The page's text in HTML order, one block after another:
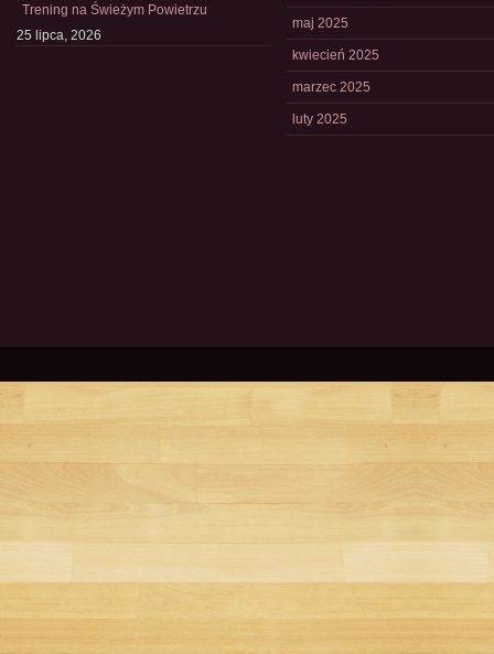
Trening na Świeżym Powietrzu
25 lipca, 2026
maj 2025
kwiecień 2025
marzec 2025
luty 2025